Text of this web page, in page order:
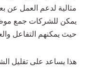
مثالية لدعم العمل عن
يمكن للشركات جمع
حيث يمكنهم التفاعل
هذا يساعد على تقليل